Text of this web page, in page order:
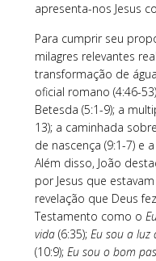
apresenta-nos Jesus
Para cumprir seu
milagres relevantes
transformação de
oficial romano (4:46-
Betesda (5:1-9); a
13); a caminhada
de nascença (9:1-7) e
Além disso, João
por Jesus que
revelação que Deus
Testamento como o
vida(6:35); Eu sou a luz
(10:9); Eu sou o bom